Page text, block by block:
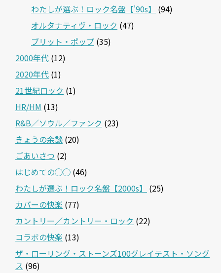
わたしが選ぶ！ロック名盤【'90s】
(94)
オルタナティヴ・ロック (47)
ブリット・ポップ (35)
2000年代 (12)
2020年代 (1)
21世紀ロック (1)
HR/HM (13)
R&B／ソウル／ファンク (23)
きょうの余談 (20)
ごあいさつ (2)
はじめての◯◯ (46)
わたしが選ぶ！ロック名盤【2000s】
(25)
カバーの快楽 (77)
カントリー／カントリー・ロック (22)
コラボの快楽 (13)
ザ・ローリング・ストーンズ100グレイテスト・ソング
ス (96)